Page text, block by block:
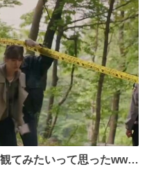
てみたいって思ったwww